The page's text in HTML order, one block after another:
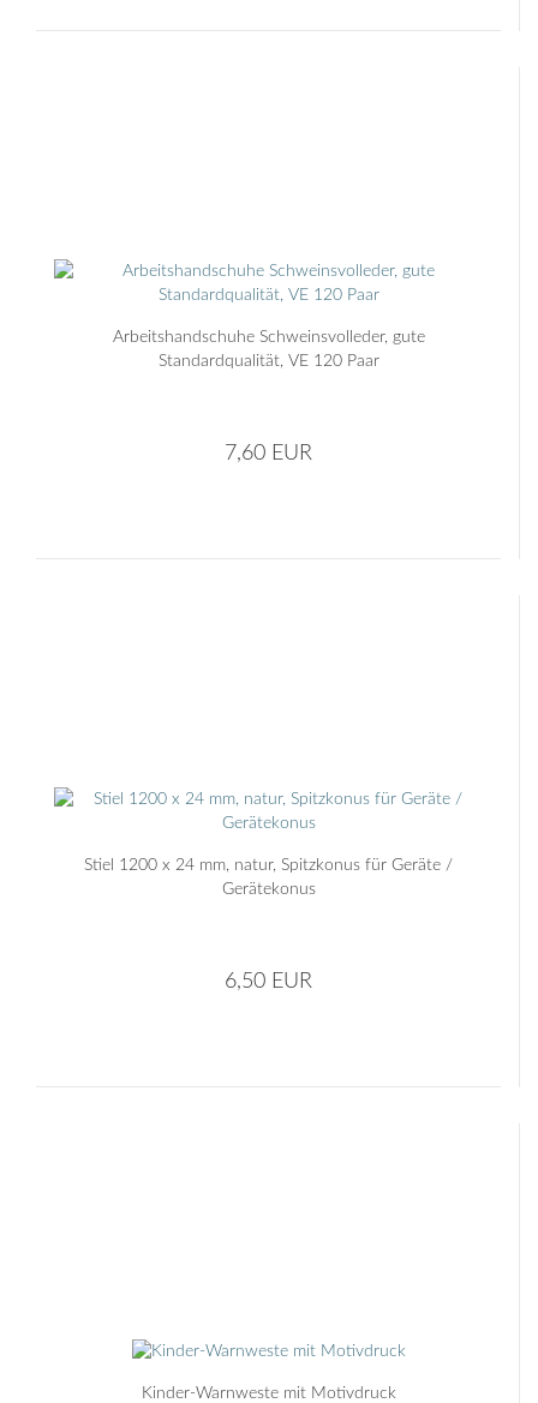
Arbeitshandschuhe Schweinsvolleder, gute
Standardqualität, VE 120 Paar
7,60 EUR
Stiel 1200 x 24 mm, natur, Spitzkonus für Geräte /
Gerätekonus
6,50 EUR
Kinder-Warnweste mit Motivdruck